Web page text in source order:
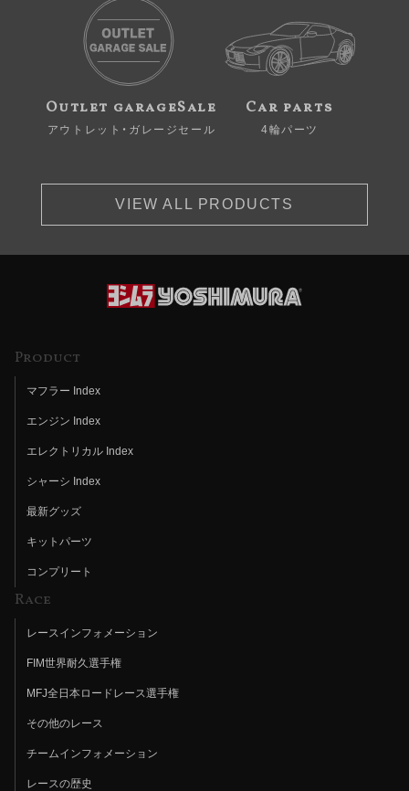
Outlet garageSale
アウトレット・ガレージセール
Car parts
4輪パーツ
VIEW ALL PRODUCTS
Product
マフラー Index
エンジン Index
エレクトリカル Index
シャーシ Index
最新グッズ
キットパーツ
コンプリート
Race
レースインフォメーション
FIM世界耐久選手権
MFJ全日本ロードレース選手権
その他のレース
チームインフォメーション
レースの歴史